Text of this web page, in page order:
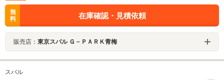
無
料
在庫確認・見積依頼
販売店： 東京スバル Ｇ－ＰＡＲＫ青梅
スバル